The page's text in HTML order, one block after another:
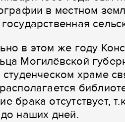
в местном
в этом же году
Могилёвской
студенческом храме
брака отсутствует,
наших дней.